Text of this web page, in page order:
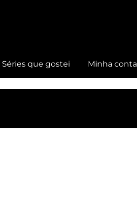
Séries que gostei Minha conta